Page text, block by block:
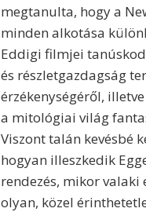
megtanulta, hogy a
minden alkotása
Eddigi filmjei
és részletgazdagság
érzékenységéről,
a mitológiai világ
Viszont talán kevésbé
hogyan illeszkedik
rendezés, mikor valaki
olyan, közel